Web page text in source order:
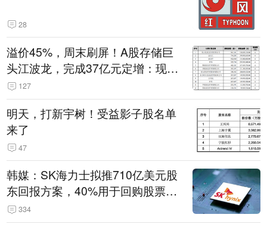
28
溢价45%，周末刷屏！A股存储巨
头江波龙，完成37亿元定增：现价
386.6元，定增价560元
127
明天，打新宇树！受益影子股名单
来了
47
韩媒：SK海力士拟推710亿美元股
东回报方案，40%用于回购股票，
相当于美股发行规模
334